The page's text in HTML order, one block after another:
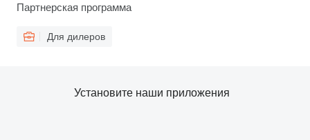
Партнерская программа
Для дилеров
Установите наши приложения